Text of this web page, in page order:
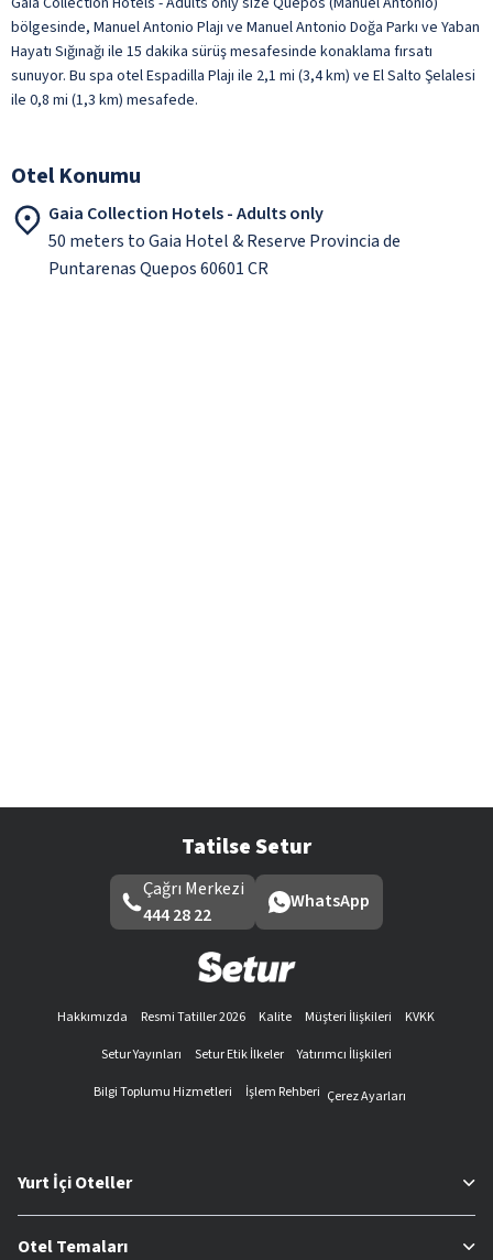
bölgesinde, Manuel Antonio Plajı ve Manuel Antonio Doğa Parkı ve Yaban
Hayatı Sığınağı ile 15 dakika sürüş mesafesinde konaklama fırsatı
sunuyor. Bu spa otel Espadilla Plajı ile 2,1 mi (3,4 km) ve El Salto Şelalesi
ile 0,8 mi (1,3 km) mesafede.
Otel Konumu
Gaia Collection Hotels - Adults only
50 meters to Gaia Hotel & Reserve Provincia de
Puntarenas Quepos 60601 CR
Tatilse Setur
Çağrı Merkezi
444 28 22
WhatsApp
Hakkımızda Resmi Tatiller 2026 Kalite Müşteri İlişkileri
KVKK
Setur Yayınları
Setur Etik İlkeler
Yatırımcı İlişkileri
Bilgi Toplumu Hizmetleri
İşlem Rehberi Çerez Ayarları
Yurt İçi Oteller
Otel Temaları